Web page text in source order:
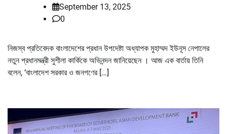
September 13, 2025
0
নিজস্ব প্রতিবেদক বাংলাদেশের প্রধান উপদেষ্টা অধ্যাপক মুহাম্মদ ইউনূস নেপালের
নতুন প্রধানমন্ত্রী সুশীলা কার্কিকে অভিনন্দন জানিয়েছেন । আজ এক বার্তায় তিনি
বলেন, ‘বাংলাদেশ সরকার ও জনগণের […]